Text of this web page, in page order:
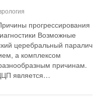
прогрессирования
Возможные
церебральный паралич
а комплексом
причинам.
является…